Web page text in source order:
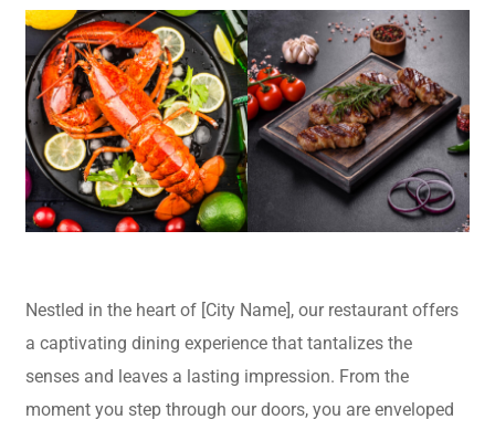
Nestled in the heart of [City Name], our restaurant offers
a captivating dining experience that tantalizes the
senses and leaves a lasting impression. From the
moment you step through our doors, you are enveloped